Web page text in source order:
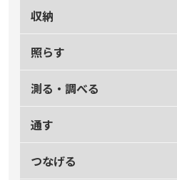
収納
照らす
測る・調べる
通す
つなげる